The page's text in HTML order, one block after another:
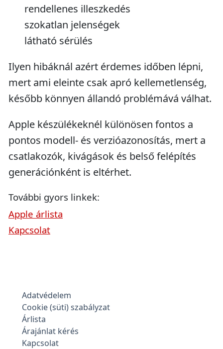
rendellenes illeszkedés
szokatlan jelenségek
látható sérülés
Ilyen hibáknál azért érdemes időben lépni,
mert ami eleinte csak apró kellemetlenség,
később könnyen állandó problémává válhat.
Apple készülékeknél különösen fontos a
pontos modell- és verzióazonosítás, mert a
csatlakozók, kivágások és belső felépítés
generációnként is eltérhet.
További gyors linkek:
Apple árlista
Kapcsolat
Adatvédelem
Cookie (süti) szabályzat
Árlista
Árajánlat kérés
Kapcsolat